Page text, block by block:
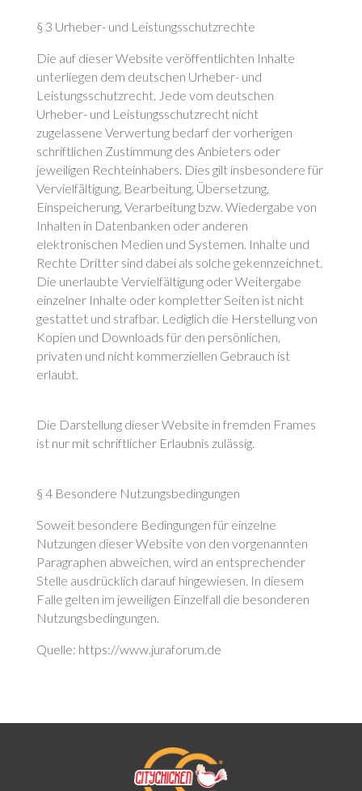
§ 3 Urheber- und Leistungsschutzrechte
Die auf dieser Website veröffentlichten Inhalte
unterliegen dem deutschen Urheber- und
Leistungsschutzrecht. Jede vom deutschen
Urheber- und Leistungsschutzrecht nicht
zugelassene Verwertung bedarf der vorherigen
schriftlichen Zustimmung des Anbieters oder
jeweiligen Rechteinhabers. Dies gilt insbesondere für
Vervielfältigung, Bearbeitung, Übersetzung,
Einspeicherung, Verarbeitung bzw. Wiedergabe von
Inhalten in Datenbanken oder anderen
elektronischen Medien und Systemen. Inhalte und
Rechte Dritter sind dabei als solche gekennzeichnet.
Die unerlaubte Vervielfältigung oder Weitergabe
einzelner Inhalte oder kompletter Seiten ist nicht
gestattet und strafbar. Lediglich die Herstellung von
Kopien und Downloads für den persönlichen,
privaten und nicht kommerziellen Gebrauch ist
erlaubt.
Die Darstellung dieser Website in fremden Frames
ist nur mit schriftlicher Erlaubnis zulässig.
§ 4 Besondere Nutzungsbedingungen
Soweit besondere Bedingungen für einzelne
Nutzungen dieser Website von den vorgenannten
Paragraphen abweichen, wird an entsprechender
Stelle ausdrücklich darauf hingewiesen. In diesem
Falle gelten im jeweiligen Einzelfall die besonderen
Nutzungsbedingungen.
Quelle: https://www.juraforum.de